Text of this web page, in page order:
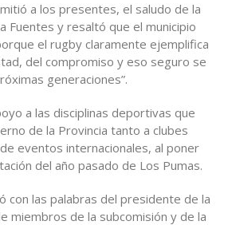
a los presentes, el saludo de la
Fuentes y resaltó que el municipio
el rugby claramente ejemplifica
del compromiso y eso seguro se
generaciones”.
a las disciplinas deportivas que
de la Provincia tanto a clubes
eventos internacionales, al poner
del año pasado de Los Pumas.
con las palabras del presidente de la
miembros de la subcomisión y de la